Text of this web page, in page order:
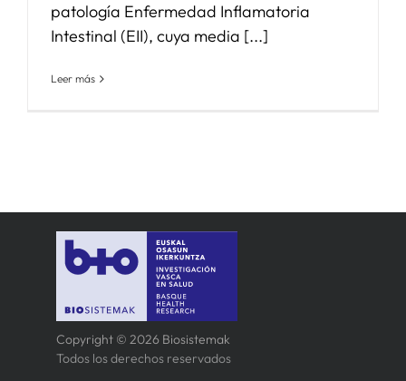
patología Enfermedad Inflamatoria
Intestinal (EII), cuya media [...]
Leer más
Copyright © 2026 Biosistemak
Todos los derechos reservados